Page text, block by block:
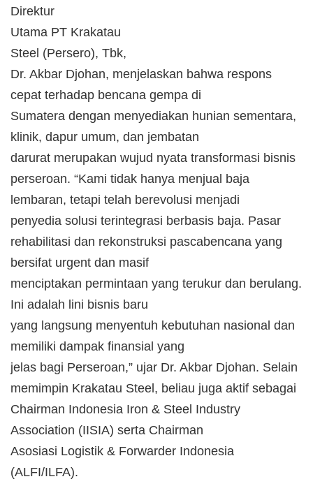
Direktur
Utama PT Krakatau
Steel (Persero), Tbk,
Dr. Akbar Djohan, menjelaskan bahwa respons
cepat terhadap bencana gempa di
Sumatera dengan menyediakan hunian sementara,
klinik, dapur umum, dan jembatan
darurat merupakan wujud nyata transformasi bisnis
perseroan. “Kami tidak hanya menjual baja
lembaran, tetapi telah berevolusi menjadi
penyedia solusi terintegrasi berbasis baja. Pasar
rehabilitasi dan rekonstruksi pascabencana yang
bersifat urgent dan masif
menciptakan permintaan yang terukur dan berulang.
Ini adalah lini bisnis baru
yang langsung menyentuh kebutuhan nasional dan
memiliki dampak finansial yang
jelas bagi Perseroan,” ujar Dr. Akbar Djohan. Selain
memimpin Krakatau Steel, beliau juga aktif sebagai
Chairman Indonesia Iron & Steel Industry
Association (IISIA) serta Chairman
Asosiasi Logistik & Forwarder Indonesia
(ALFI/ILFA).